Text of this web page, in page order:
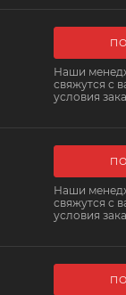
Наши
свяжутся с
условия
Наши
свяжутся с
условия